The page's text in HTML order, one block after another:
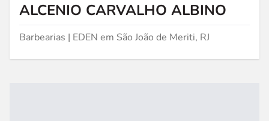
ALCENIO CARVALHO ALBINO
Barbearias | EDEN em São João de Meriti, RJ